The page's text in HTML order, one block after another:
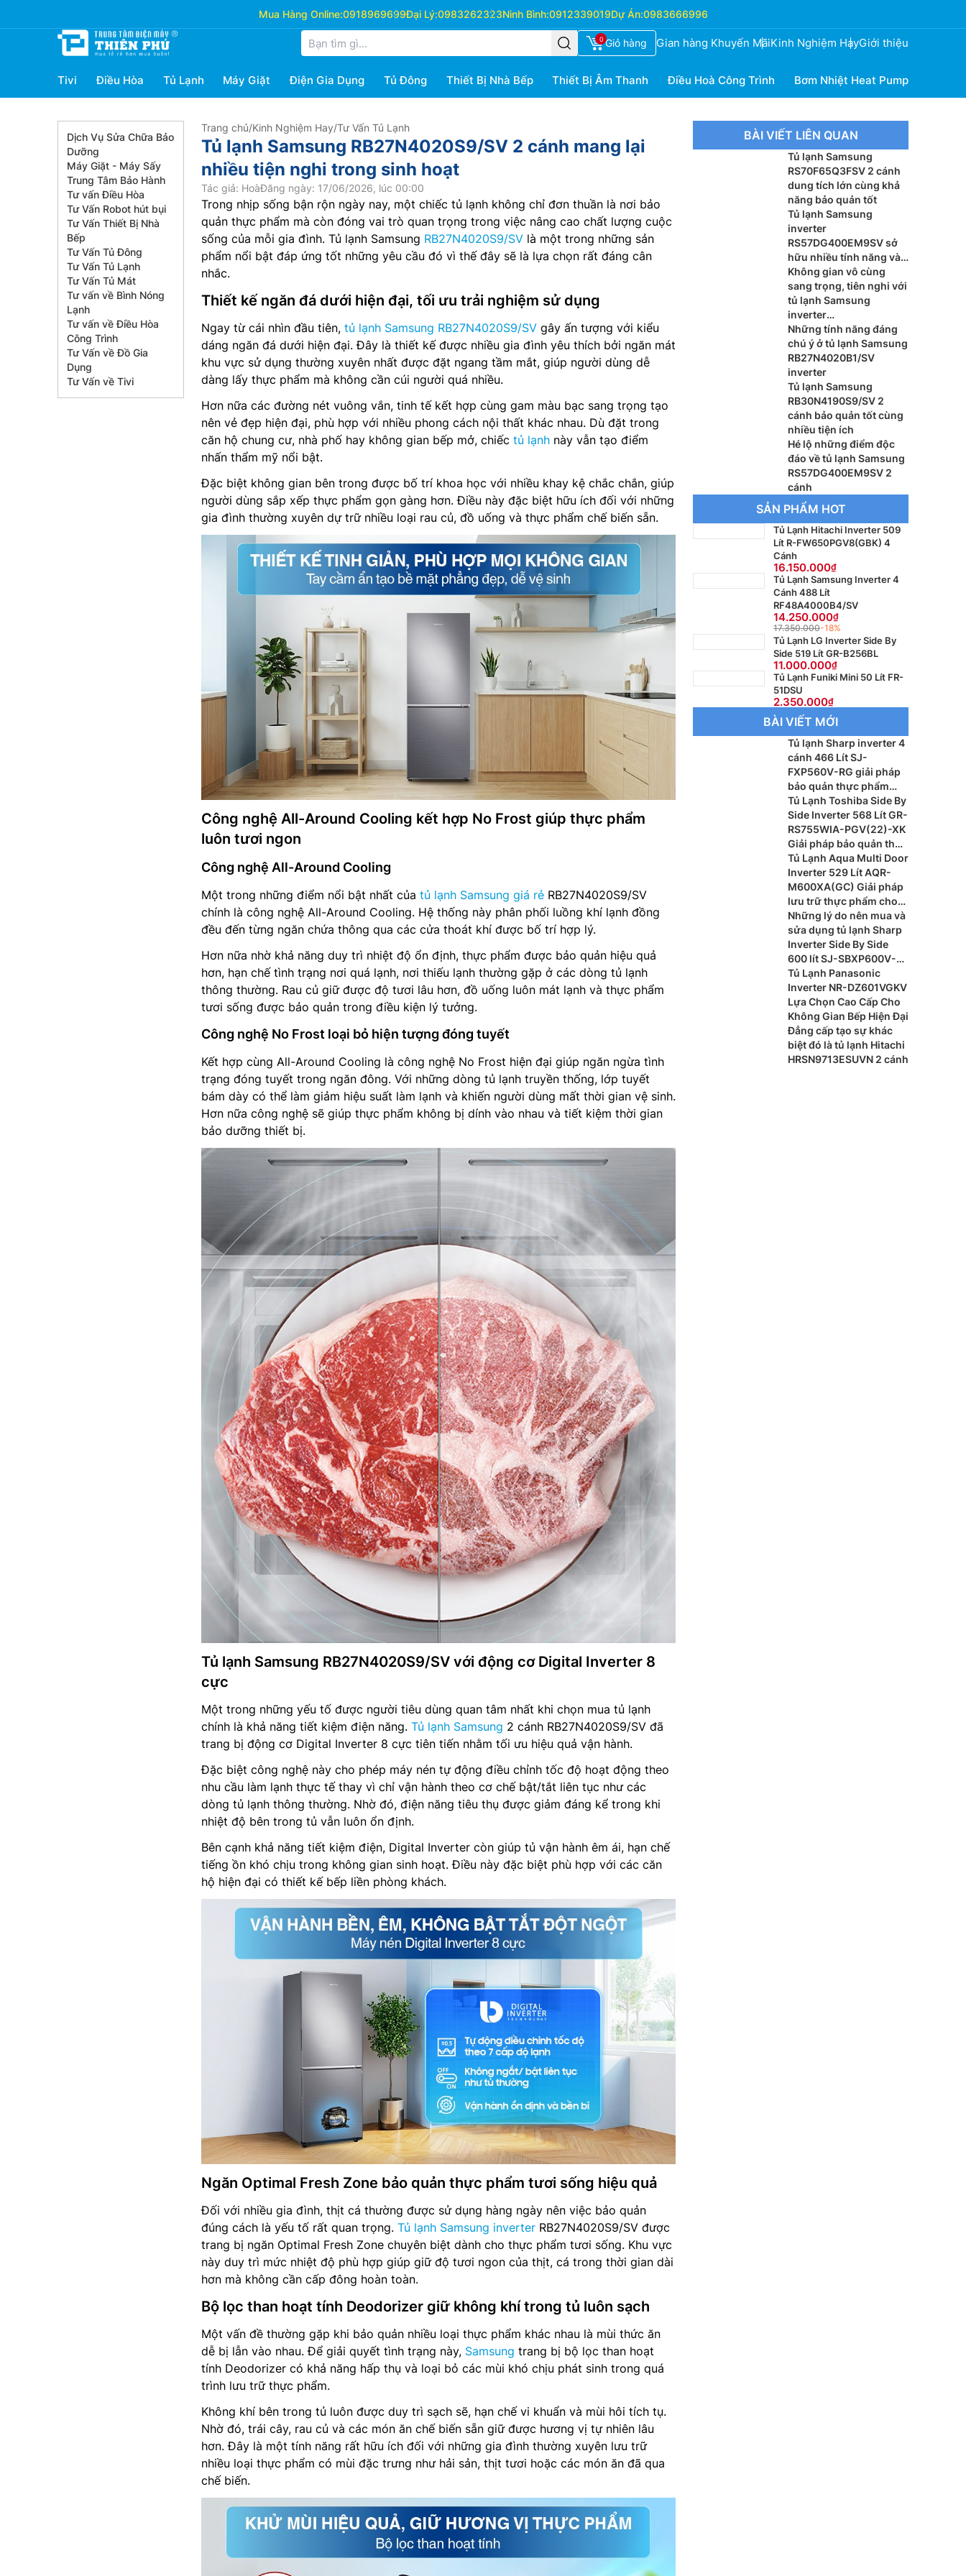
Mua Hàng Online:0918969699Đại Lý:0983262323Ninh Bình:0912339019Dự Án:0983666996
0 Giỏ hàng Gian hàng Khuyến MãiKinh Nghiệm HayGiới thiệu
Tivi Điều Hòa Tủ Lạnh Máy Giặt Điện Gia Dụng Tủ Đông Thiết Bị Nhà Bếp Thiết Bị Âm Thanh Điều Hoà Công Trình Bơm Nhiệt Heat Pump
Dịch Vụ Sửa Chữa Bảo
Dưỡng
Máy Giặt - Máy Sấy
Trung Tâm Bảo Hành
Tư vấn Điều Hòa
Tư Vấn Robot hút bụi
Tư Vấn Thiết Bị Nhà
Bếp
Tư Vấn Tủ Đông
Tư Vấn Tủ Lạnh
Tư Vấn Tủ Mát
Tư vấn về Bình Nóng
Lạnh
Tư vấn về Điều Hòa
Công Trình
Tư Vấn về Đồ Gia
Dụng
Tư Vấn về Tivi
Trang chủ/Kinh Nghiệm Hay/Tư Vấn Tủ Lạnh
Tủ lạnh Samsung RB27N4020S9/SV 2 cánh mang lại
nhiều tiện nghi trong sinh hoạt
Tác giả: HoàĐăng ngày: 17/06/2026, lúc 00:00
Trong nhịp sống bận rộn ngày nay, một chiếc tủ lạnh không chỉ đơn thuần là nơi bảo
quản thực phẩm mà còn đóng vai trò quan trọng trong việc nâng cao chất lượng cuộc
sống của mỗi gia đình. Tủ lạnh Samsung RB27N4020S9/SV là một trong những sản
phẩm nổi bật đáp ứng tốt những yêu cầu đó vì thế đây sẽ là lựa chọn rất đáng cân
nhắc.
Thiết kế ngăn đá dưới hiện đại, tối ưu trải nghiệm sử dụng
Ngay từ cái nhìn đầu tiên, tủ lạnh Samsung RB27N4020S9/SV gây ấn tượng với kiểu
dáng ngăn đá dưới hiện đại. Đây là thiết kế được nhiều gia đình yêu thích bởi ngăn mát
khu vực sử dụng thường xuyên nhất được đặt ngang tầm mắt, giúp người dùng dễ
dàng lấy thực phẩm mà không cần cúi người quá nhiều.
Hơn nữa các đường nét vuông vắn, tinh tế kết hợp cùng gam màu bạc sang trọng tạo
nên vẻ đẹp hiện đại, phù hợp với nhiều phong cách nội thất khác nhau. Dù đặt trong
căn hộ chung cư, nhà phố hay không gian bếp mở, chiếc tủ lạnh này vẫn tạo điểm
nhấn thẩm mỹ nổi bật.
Đặc biệt không gian bên trong được bố trí khoa học với nhiều khay kệ chắc chắn, giúp
người dùng sắp xếp thực phẩm gọn gàng hơn. Điều này đặc biệt hữu ích đối với những
gia đình thường xuyên dự trữ nhiều loại rau củ, đồ uống và thực phẩm chế biến sẵn.
Công nghệ All-Around Cooling kết hợp No Frost giúp thực phẩm
luôn tươi ngon
Công nghệ All-Around Cooling
Một trong những điểm nổi bật nhất của tủ lạnh Samsung giá rẻ RB27N4020S9/SV
chính là công nghệ All-Around Cooling. Hệ thống này phân phối luồng khí lạnh đồng
đều đến từng ngăn chứa thông qua các cửa thoát khí được bố trí hợp lý.
Hơn nữa nhờ khả năng duy trì nhiệt độ ổn định, thực phẩm được bảo quản hiệu quả
hơn, hạn chế tình trạng nơi quá lạnh, nơi thiếu lạnh thường gặp ở các dòng tủ lạnh
thông thường. Rau củ giữ được độ tươi lâu hơn, đồ uống luôn mát lạnh và thực phẩm
tươi sống được bảo quản trong điều kiện lý tưởng.
Công nghệ No Frost loại bỏ hiện tượng đóng tuyết
Kết hợp cùng All-Around Cooling là công nghệ No Frost hiện đại giúp ngăn ngừa tình
trạng đóng tuyết trong ngăn đông. Với những dòng tủ lạnh truyền thống, lớp tuyết
bám dày có thể làm giảm hiệu suất làm lạnh và khiến người dùng mất thời gian vệ sinh.
Hơn nữa công nghệ sẽ giúp thực phẩm không bị dính vào nhau và tiết kiệm thời gian
bảo dưỡng thiết bị.
Tủ lạnh Samsung RB27N4020S9/SV với động cơ Digital Inverter 8
cực
Một trong những yếu tố được người tiêu dùng quan tâm nhất khi chọn mua tủ lạnh
chính là khả năng tiết kiệm điện năng. Tủ lạnh Samsung 2 cánh RB27N4020S9/SV đã
trang bị động cơ Digital Inverter 8 cực tiên tiến nhằm tối ưu hiệu quả vận hành.
Đặc biệt công nghệ này cho phép máy nén tự động điều chỉnh tốc độ hoạt động theo
nhu cầu làm lạnh thực tế thay vì chỉ vận hành theo cơ chế bật/tắt liên tục như các
dòng tủ lạnh thông thường. Nhờ đó, điện năng tiêu thụ được giảm đáng kể trong khi
nhiệt độ bên trong tủ vẫn luôn ổn định.
Bên cạnh khả năng tiết kiệm điện, Digital Inverter còn giúp tủ vận hành êm ái, hạn chế
tiếng ồn khó chịu trong không gian sinh hoạt. Điều này đặc biệt phù hợp với các căn
hộ hiện đại có thiết kế bếp liền phòng khách.
Ngăn Optimal Fresh Zone bảo quản thực phẩm tươi sống hiệu quả
Đối với nhiều gia đình, thịt cá thường được sử dụng hàng ngày nên việc bảo quản
đúng cách là yếu tố rất quan trọng. Tủ lạnh Samsung inverter RB27N4020S9/SV được
trang bị ngăn Optimal Fresh Zone chuyên biệt dành cho thực phẩm tươi sống. Khu vực
này duy trì mức nhiệt độ phù hợp giúp giữ độ tươi ngon của thịt, cá trong thời gian dài
hơn mà không cần cấp đông hoàn toàn.
Bộ lọc than hoạt tính Deodorizer giữ không khí trong tủ luôn sạch
Một vấn đề thường gặp khi bảo quản nhiều loại thực phẩm khác nhau là mùi thức ăn
dễ bị lẫn vào nhau. Để giải quyết tình trạng này, Samsung trang bị bộ lọc than hoạt
tính Deodorizer có khả năng hấp thụ và loại bỏ các mùi khó chịu phát sinh trong quá
trình lưu trữ thực phẩm.
Không khí bên trong tủ luôn được duy trì sạch sẽ, hạn chế vi khuẩn và mùi hôi tích tụ.
Nhờ đó, trái cây, rau củ và các món ăn chế biến sẵn giữ được hương vị tự nhiên lâu
hơn. Đây là một tính năng rất hữu ích đối với những gia đình thường xuyên lưu trữ
nhiều loại thực phẩm có mùi đặc trưng như hải sản, thịt tươi hoặc các món ăn đã qua
chế biến.
BÀI VIẾT LIÊN QUAN
Tủ lạnh Samsung
RS70F65Q3FSV 2 cánh
dung tích lớn cùng khả
năng bảo quản tốt
Tủ lạnh Samsung
inverter
RS57DG400EM9SV sở
hữu nhiều tính năng và
đáng lựa chọn
Không gian vô cùng
sang trọng, tiên nghi với
tủ lạnh Samsung
inverter
RB27N4020S9/SV
Những tính năng đáng
chú ý ở tủ lạnh Samsung
RB27N4020B1/SV
inverter
Tủ lạnh Samsung
RB30N4190S9/SV 2
cánh bảo quản tốt cùng
nhiều tiện ích
Hé lộ những điểm độc
đáo về tủ lạnh Samsung
RS57DG400EM9SV 2
cánh
SẢN PHẨM HOT
Tủ Lạnh Hitachi Inverter 509
Lít R-FW650PGV8(GBK) 4
Cánh
16.150.000
Tủ Lạnh Samsung Inverter 4
Cánh 488 Lít
RF48A4000B4/SV
14.250.000
17.350.000-18%
Tủ Lạnh LG Inverter Side By
Side 519 Lít GR-B256BL
11.000.000
Tủ Lạnh Funiki Mini 50 Lít FR-
51DSU
2.350.000
BÀI VIẾT MỚI
Tủ lạnh Sharp inverter 4
cánh 466 Lít SJ-
FXP560V-RG giải pháp
bảo quản thực phẩm
hiện đại cho gia đình
Tủ Lạnh Toshiba Side By
Side Inverter 568 Lít GR-
RS755WIA-PGV(22)-XK
Giải pháp bảo quản thực
phẩm cao cấp
Tủ Lạnh Aqua Multi Door
Inverter 529 Lít AQR-
M600XA(GC) Giải pháp
lưu trữ thực phẩm cho
gia đình hiện đại
Những lý do nên mua và
sửa dụng tủ lạnh Sharp
Inverter Side By Side
600 lít SJ-SBXP600V-
BK có gì nổi bật?
Tủ Lạnh Panasonic
Inverter NR-DZ601VGKV
Lựa Chọn Cao Cấp Cho
Không Gian Bếp Hiện Đại
Đẳng cấp tạo sự khác
biệt đó là tủ lạnh Hitachi
HRSN9713ESUVN 2 cánh